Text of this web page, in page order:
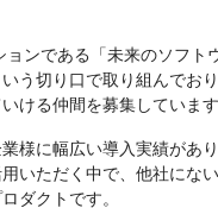
ンである「未来のソフト
う切り口で取り組んでお
ける仲間を募集しています
様に幅広い導入実績があり
いただく中で、他社にな
ダクトです。